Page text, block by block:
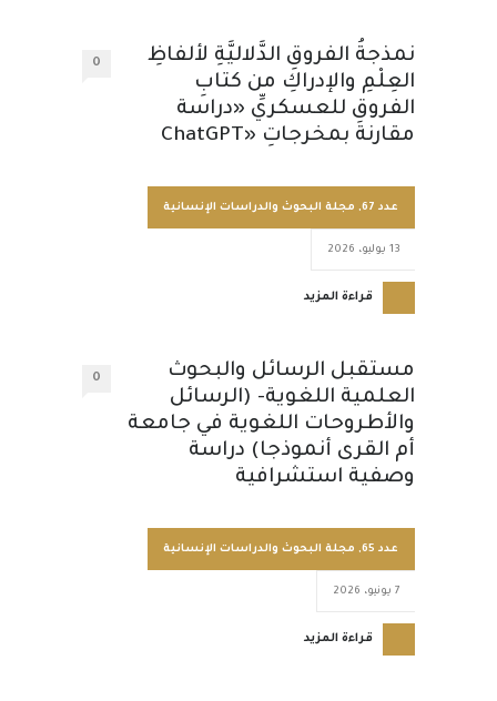
نمذجةُ الفروقِ الدَّلاليَّةِ لألفاظِ
العِلْمِ والإدراكِ من كتابِ
الفروقِ للعسكريِّ «دراسة
مقارنة بمخرجاتِ «ChatGPT
0
عدد 67 , مجلة البحوث والدراسات الإنسانية
13 يوليو، 2026
قراءة المزيد
مستقبل الرسائل والبحوث
العلمية اللغوية- (الرسائل
والأطروحات اللغوية في جامعة
أم القرى أنموذجا) دراسة
وصفية استشرافية
0
عدد 65 , مجلة البحوث والدراسات الإنسانية
7 يونيو، 2026
قراءة المزيد